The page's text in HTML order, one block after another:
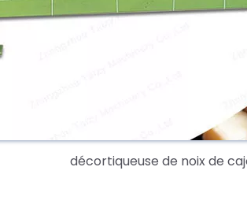
décortiqueuse de noix de